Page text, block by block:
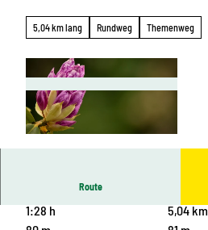
5,04 km lang Rundweg Themenweg
Route
1:28 h
5,04 km